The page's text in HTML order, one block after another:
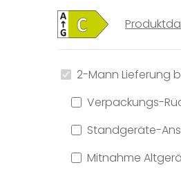
2-Mann Lieferung
Verpackungs-
Standgeräte-
Mitnahme